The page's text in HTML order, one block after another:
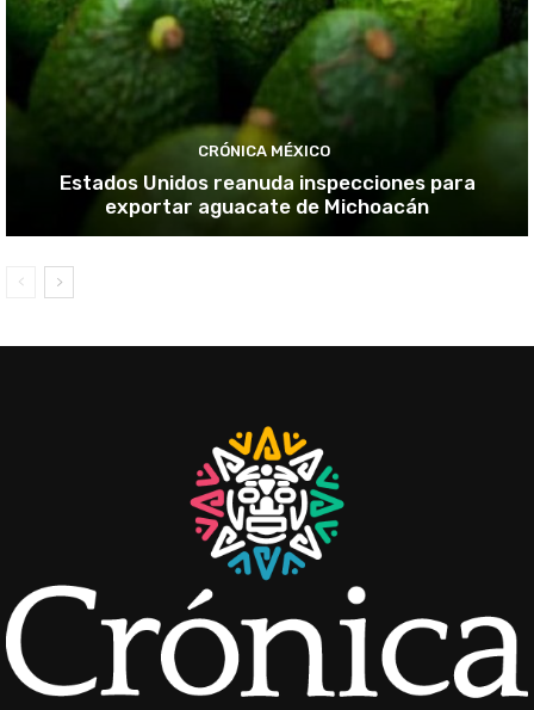
CRÓNICA MÉXICO
Estados Unidos reanuda inspecciones para
exportar aguacate de Michoacán